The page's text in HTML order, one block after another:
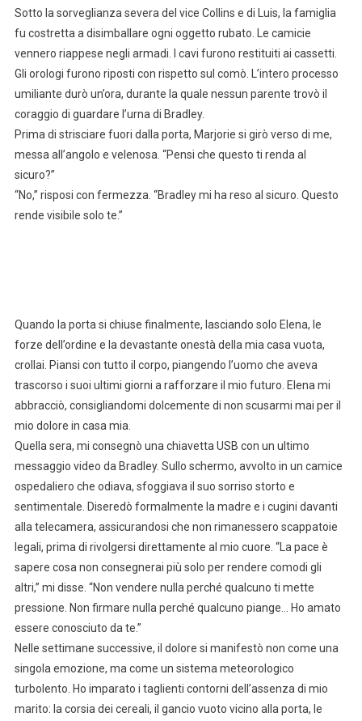
Sotto la sorveglianza severa del vice Collins e di Luis, la famiglia
fu costretta a disimballare ogni oggetto rubato. Le camicie
vennero riappese negli armadi. I cavi furono restituiti ai cassetti.
Gli orologi furono riposti con rispetto sul comò. L’intero processo
umiliante durò un’ora, durante la quale nessun parente trovò il
coraggio di guardare l’urna di Bradley.
Prima di strisciare fuori dalla porta, Marjorie si girò verso di me,
messa all’angolo e velenosa. “Pensi che questo ti renda al
sicuro?”
“No,” risposi con fermezza. “Bradley mi ha reso al sicuro. Questo
rende visibile solo te.”
Quando la porta si chiuse finalmente, lasciando solo Elena, le
forze dell’ordine e la devastante onestà della mia casa vuota,
crollai. Piansi con tutto il corpo, piangendo l’uomo che aveva
trascorso i suoi ultimi giorni a rafforzare il mio futuro. Elena mi
abbracciò, consigliandomi dolcemente di non scusarmi mai per il
mio dolore in casa mia.
Quella sera, mi consegnò una chiavetta USB con un ultimo
messaggio video da Bradley. Sullo schermo, avvolto in un camice
ospedaliero che odiava, sfoggiava il suo sorriso storto e
sentimentale. Diseredò formalmente la madre e i cugini davanti
alla telecamera, assicurandosi che non rimanessero scappatoie
legali, prima di rivolgersi direttamente al mio cuore. “La pace è
sapere cosa non consegnerai più solo per rendere comodi gli
altri,” mi disse. “Non vendere nulla perché qualcuno ti mette
pressione. Non firmare nulla perché qualcuno piange… Ho amato
essere conosciuto da te.”
Nelle settimane successive, il dolore si manifestò non come una
singola emozione, ma come un sistema meteorologico
turbolento. Ho imparato i taglienti contorni dell’assenza di mio
marito: la corsia dei cereali, il gancio vuoto vicino alla porta, le